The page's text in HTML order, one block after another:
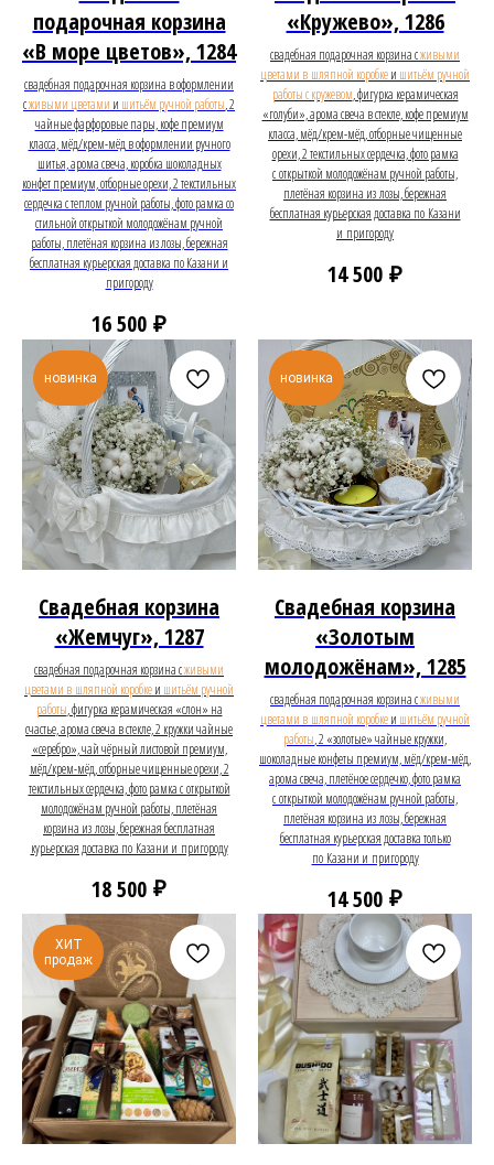
подарочная корзина
«В море цветов», 1284
свадебная подарочная корзина в оформлении
сживыми цветами и шитьём ручной работы, 2
чайные фарфоровые пары, кофе премиум
класса, мёд/крем-мёд в оформлении ручного
шитья, арома свеча, коробка шоколадных
конфет премиум, отборные орехи, 2 текстильных
сердечка с теплом ручной работы, фото рамка со
стильной открыткой молодожёнам ручной
работы, плетёная корзина из лозы, бережная
бесплатная курьерская доставка по Казани и
пригороду
16 500 ₽
«Кружево», 1286
свадебная подарочная корзина сживыми
цветами в шляпной коробкеи шитьём ручной
работы с кружевом, фигурка керамическая
«голуби», арома свеча в стекле, кофе премиум
класса, мёд/крем-мёд, отборные чищенные
орехи, 2 текстильных сердечка, фото рамка
с открыткой молодожёнам ручной работы,
плетёная корзина из лозы, бережная
бесплатная курьерская доставка по Казани
и пригороду
14 500 ₽
новинка
Свадебная корзина
«Жемчуг», 1287
свадебная подарочная корзина сживыми
цветами в шляпной коробкеи шитьём ручной
работы, фигурка керамическая «слон» на
счастье, арома свеча в стекле, 2 кружки чайные
«серебро», чай чёрный листовой премиум,
мёд/крем-мёд, отборные чищенные орехи, 2
текстильных сердечка, фото рамка с открыткой
молодожёнам ручной работы, плетёная
корзина из лозы, бережная бесплатная
курьерская доставка по Казани и пригороду
18 500 ₽
новинка
Свадебная корзина
«Золотым
молодожёнам», 1285
свадебная подарочная корзина сживыми
цветами в шляпной коробкеи шитьём ручной
работы, 2 «золотые» чайные кружки,
шоколадные конфеты премиум, мёд/крем-мёд,
арома свеча, плетёное сердечко, фото рамка
с открыткой молодожёнам ручной работы,
плетёная корзина из лозы, бережная
бесплатная курьерская доставка только
по Казани и пригороду
14 500 ₽
ХИТ
продаж